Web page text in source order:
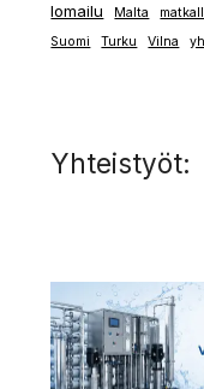
lomailu Malta
Suomi Turku Vilna
Yhteistyöt: